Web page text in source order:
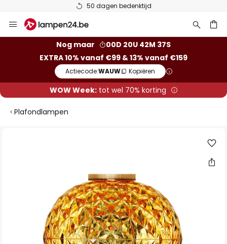
50 dagen bedenktijd
naar
Nog maar
00D 20U 42M 36S
EXTRA 10% vanaf €99 & 13% vanaf €159
Actiecode:WAUW Kopiëren
WOW Week:tot wel 70% korting
Plafondlampen
afbeeldingen-